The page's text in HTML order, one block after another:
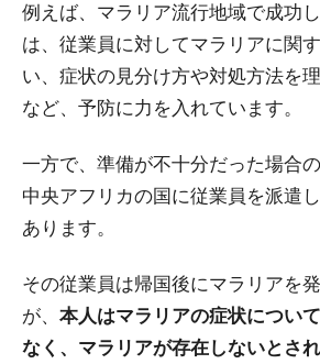
例えば、マラリア流行地域で成功
は、従業員に対してマラリアに関
い、症状の見分け方や対処方法を
など、予防に力を入れています。
一方で、準備が不十分だった場合の
中央アフリカの国に従業員を派遣
あります。
その従業員は帰国後にマラリアを
が、 本人はマラリアの症状につい
なく、マラリアが存在しないとさ